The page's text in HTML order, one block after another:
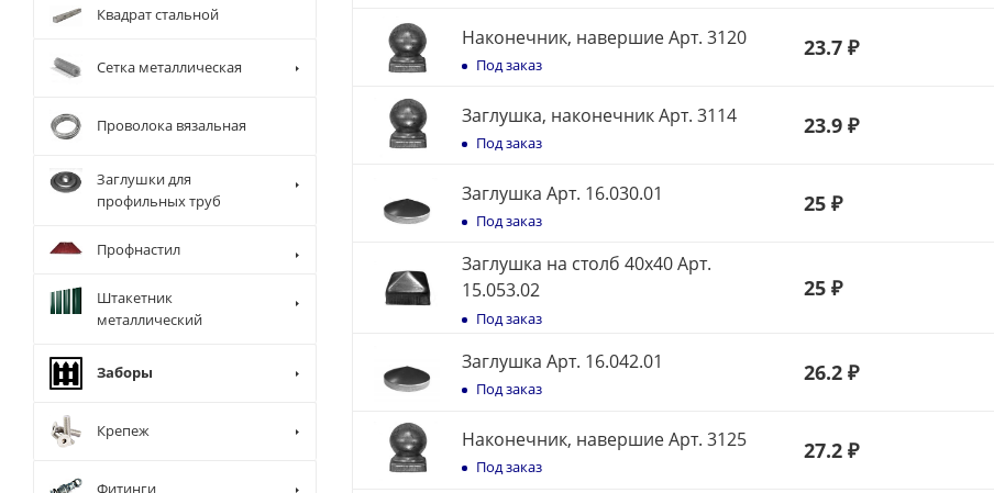
Наконечник, навершие Арт. 3120
Под заказ
23.7 ₽
Заглушка, наконечник Арт. 3114
Под заказ
23.9 ₽
Заглушка Арт. 16.030.01
Под заказ
25 ₽
Заглушка на столб 40х40 Арт.
15.053.02
Под заказ
25 ₽
Заглушка Арт. 16.042.01
Под заказ
26.2 ₽
Наконечник, навершие Арт. 3125
Под заказ
27.2 ₽
Квадрат стальной
Сетка металлическая
Проволока вязальная
Заглушки для
профильных труб
Профнастил
Штакетник
металлический
Заборы
Крепеж
Фитинги